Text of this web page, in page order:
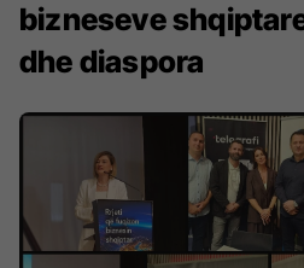
bizneseve
dhe diaspora